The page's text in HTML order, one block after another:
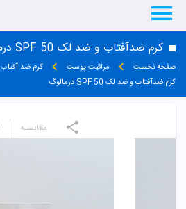
کرم ضدآفتاب و ضد لک SPF 50 درمالوگ
صفحه نخست مراقبت پوست کرم ضد آفتاب
کرم ضدآفتاب و ضد لک SPF 50 درمالوگ
مقایسـه